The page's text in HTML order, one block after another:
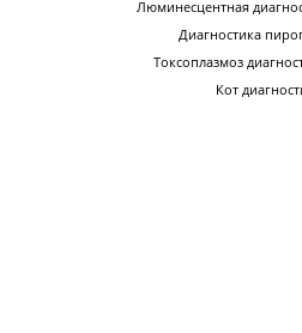
Люминесцентная
Диагностика
Токсоплазмоз
Кот